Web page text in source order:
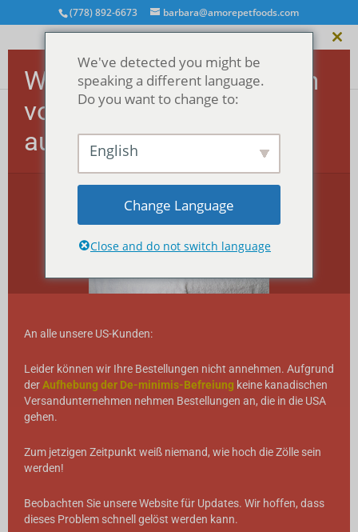
(778) 892-6673 barbara@amorepetfoods.com
Startseite / Alle MEGA-Häppchen™
/ MEGA Morsels™ - Truthahn (für Hunde)
We've detected you might be
speaking a different language.
Do you want to change to:
English
Change Language
Close and do not switch language
Wichtig! US-Bestellungen
vorübergehend
ausgesetzt.
An alle unsere US-Kunden:
Leider können wir Ihre Bestellungen nicht annehmen. Aufgrund
derAufhebung der De-minimis-Befreiung keine kanadischen
Versandunternehmen nehmen Bestellungen an, die in die USA
gehen.
Zum jetzigen Zeitpunkt weiß niemand, wie hoch die Zölle sein
werden!
Beobachten Sie unsere Website für Updates. Wir hoffen, dass
dieses Problem schnell gelöst werden kann.